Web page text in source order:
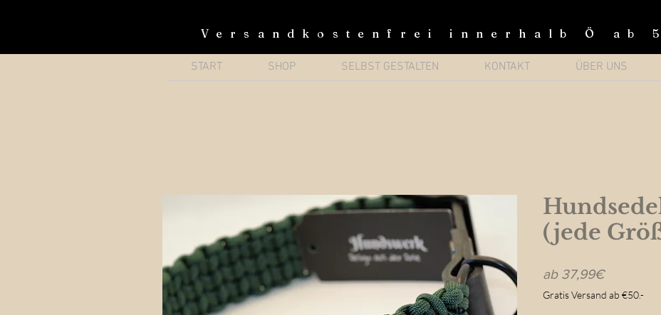
Versandkostenfrei innerhalb Ö ab
START SHOP SELBST GESTALTEN KONTAKT ÜBER UNS
(jede
ab 37,99€Sale-
Preis
Gratis Versand ab €50.-